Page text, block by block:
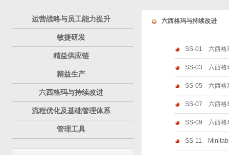
运营战略与员工能力提升
敏捷研发
精益供应链
精益生产
六西格玛与持续改进
流程优化及基础管理体系
管理工具
六西格玛与持续改进
SS-01 六西格
SS-03 六西格
SS-05 六西格
SS-07 六西格
SS-09 六西格
SS-11